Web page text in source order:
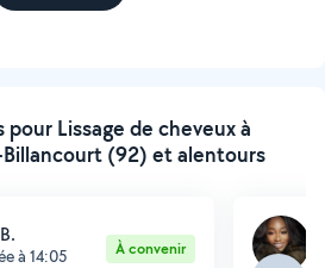
Lissage de cheveux à
(92) et alentours
à 14:05 À convenir